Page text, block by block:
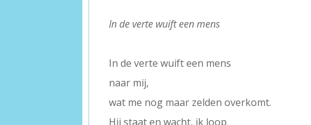
In de verte wuift een mens
In de verte wuift een mens
naar mij,
wat me nog maar zelden overkomt.
Hij staat en wacht, ik loop